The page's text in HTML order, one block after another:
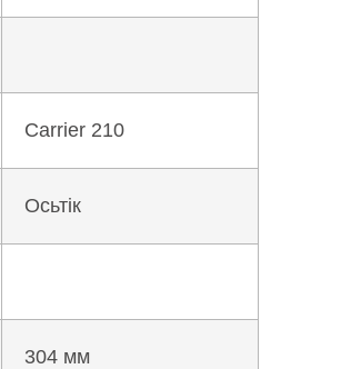
Carrier 210
Осьтік
304 мм